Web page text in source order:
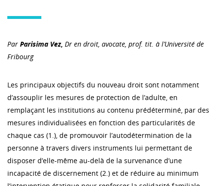
Par Parisima Vez, Dr en droit, avocate, prof. tit. à l’Université de
Fribourg
Les principaux objectifs du nouveau droit sont notamment
d’assouplir les mesures de protection de l’adulte, en
remplaçant les institutions au contenu prédéterminé, par des
mesures individualisées en fonction des particularités de
chaque cas (1.), de promouvoir l’autodétermination de la
personne à travers divers instruments lui permettant de
disposer d’elle-même au-delà de la survenance d’une
incapacité de discernement (2.) et de réduire au minimum